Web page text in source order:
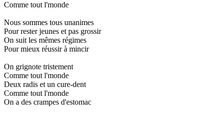
Comme tout l'monde
Nous sommes tous unanimes
Pour rester jeunes et pas grossir
On suit les mêmes régimes
Pour mieux réussir à mincir
On grignote tristement
Comme tout l'monde
Deux radis et un cure-dent
Comme tout l'monde
On a des crampes d'estomac